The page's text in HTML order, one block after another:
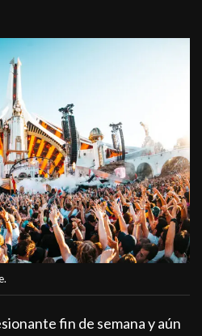
fin de semana y aún